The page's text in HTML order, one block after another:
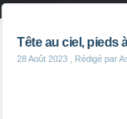
Tête au ciel, pieds
28 Août 2023 , Rédigé par